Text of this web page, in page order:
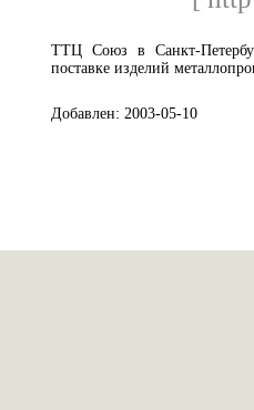
ТТЦ Союз в Санкт-
поставке изделий
Добавлен: 2003-05-10